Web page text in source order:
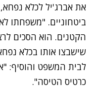
את אברג'יל לכלא
ביטחוניים. "משפחתו לא
הקטנים. הוא הסכים
שישבצו אותו בכלא
לבית המשפט והוסיף:
כרטיס הטיסה".